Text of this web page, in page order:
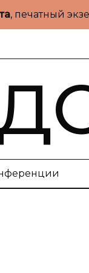
, печатный